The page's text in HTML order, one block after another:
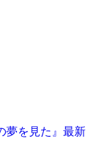
夢を見た』最新